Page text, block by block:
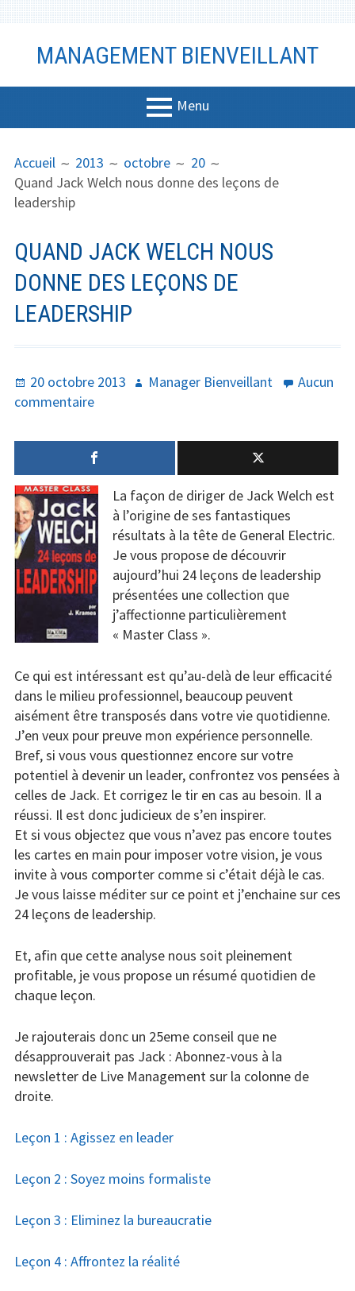
MANAGEMENT BIENVEILLANT
Menu
PRINCIPAL
Bien-être
Coaching
Communicati
Productivité
Santé
Marketing
Humour
Numérique
Outils
D'ARIANE
Accueil 2013 octobre
20
Quand Jack Welch nous donne des leçons de
leadership
QUAND JACK WELCH NOUS
DONNE DES LEÇONS DE
LEADERSHIP
Publié
le
20 octobre 2013 Auteur
Manager Bienveillant
Aucun
commentairesur
Jack
Welch
nous
donne
des
leçons
de
leadership
La façon de diriger de Jack Welch est
à l’origine de ses fantastiques
résultats à la tête de General Electric.
Je vous propose de découvrir
aujourd’hui 24 leçons de leadership
présentées une collection que
j’affectionne particulièrement
« Master Class ».
Ce qui est intéressant est qu’au-delà de leur efficacité
dans le milieu professionnel, beaucoup peuvent
aisément être transposés dans votre vie quotidienne.
J’en veux pour preuve mon expérience personnelle.
Bref, si vous vous questionnez encore sur votre
potentiel à devenir un leader, confrontez vos pensées à
celles de Jack. Et corrigez le tir en cas au besoin. Il a
réussi. Il est donc judicieux de s’en inspirer.
Et si vous objectez que vous n’avez pas encore toutes
les cartes en main pour imposer votre vision, je vous
invite à vous comporter comme si c’était déjà le cas.
Je vous laisse méditer sur ce point et j’enchaine sur ces
24 leçons de leadership.
Et, afin que cette analyse nous soit pleinement
profitable, je vous propose un résumé quotidien de
chaque leçon.
Je rajouterais donc un 25eme conseil que ne
désapprouverait pas Jack : Abonnez-vous à la
newsletter de Live Management sur la colonne de
droite.
Leçon 1 : Agissez en leader
Leçon 2 : Soyez moins formaliste
Leçon 3 : Eliminez la bureaucratie
Leçon 4 : Affrontez la réalité